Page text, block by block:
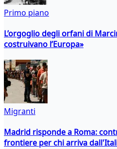
Primo piano
L’orgoglio degli orfani di
costruivano l’Europa»
Migranti
Madrid risponde a Roma:
frontiere per chi arriva